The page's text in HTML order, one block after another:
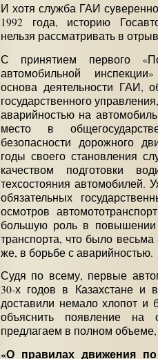
И хотя служба ГАИ
1992 года, историю
нельзя рассматривать в
С принятием первого
автомобильной
основа деятельности ГАИ,
государственного
аварийностью на
место в
безопасности дорожного
годы своего становления
качеством подготовки
техсостояния автомобилей.
обязательных
осмотров
большую роль в повышении
транспорта, что было
же, в борьбе с аварийностью.
Судя по всему, первые
30-х годов в Казахстане и
доставили немало хлопот и
объяснить появление на
предлагаем в полном
«О правилах движения